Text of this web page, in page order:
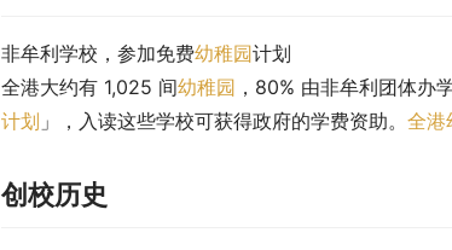
非牟利学校，参加免费幼稚园计划
全港大约有 1,025 间幼稚园 ，80% 由非牟利团体办
计划 」，入读这些学校可获得政府的学费资助。 全港
创校历史